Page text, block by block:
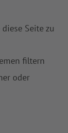
Seite zu
filtern
oder